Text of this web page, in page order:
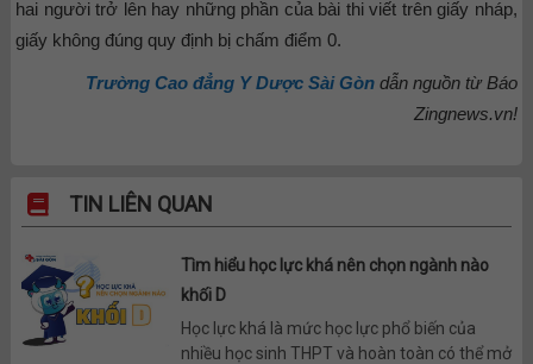
hai người trở lên hay những phần của bài thi viết trên giấy nháp,
giấy không đúng quy định bị chấm điểm 0.
Trường Cao đẳng Y Dược Sài Gòndẫn nguồn từ Báo
Zingnews.vn!
TIN LIÊN QUAN
Tìm hiểu học lực khá nên chọn ngành nào
khối D
Học lực khá là mức học lực phổ biến của
nhiều học sinh THPT và hoàn toàn có thể mở